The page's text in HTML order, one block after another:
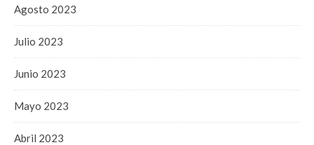
Agosto 2023
Julio 2023
Junio 2023
Mayo 2023
Abril 2023